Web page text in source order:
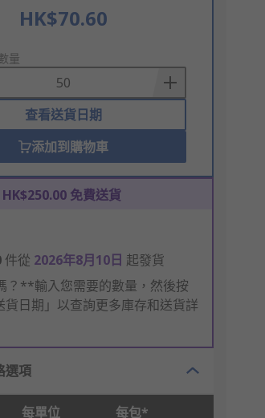
HK$70.60
量
查看送貨日期
添加到購物車
免費送貨
件從 2026年8月10日 起發貨
？**輸入您需要的數量，然後按
貨日期」以查詢更多庫存和送貨詳
選項
每單位 每包*